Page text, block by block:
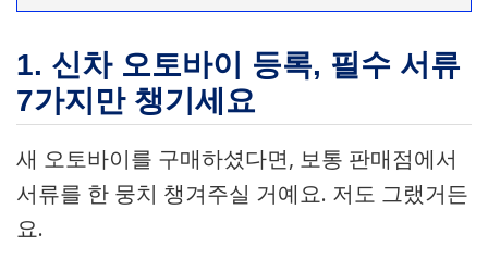
1. 신차 오토바이 등록, 필수 서류
7가지만 챙기세요
새 오토바이를 구매하셨다면, 보통 판매점에서
서류를 한 뭉치 챙겨주실 거예요. 저도 그랬거든
요.